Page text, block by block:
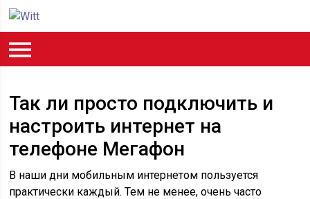
Так ли просто подключить и
настроить интернет на
телефоне Мегафон
В наши дни мобильным интернетом пользуется
практически каждый. Тем не менее, очень часто